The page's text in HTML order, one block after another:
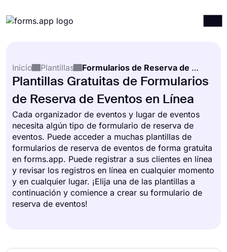
Integraciones
Precios
Inicio
Plantillas Formularios de Reserva de Eventos
Plantillas Gratuitas de Formularios
de Reserva de Eventos en Línea
Cada organizador de eventos y lugar de eventos
necesita algún tipo de formulario de reserva de
eventos. Puede acceder a muchas plantillas de
formularios de reserva de eventos de forma gratuita
en forms.app. Puede registrar a sus clientes en línea
y revisar los registros en línea en cualquier momento
y en cualquier lugar. ¡Elija una de las plantillas a
continuación y comience a crear su formulario de
reserva de eventos!